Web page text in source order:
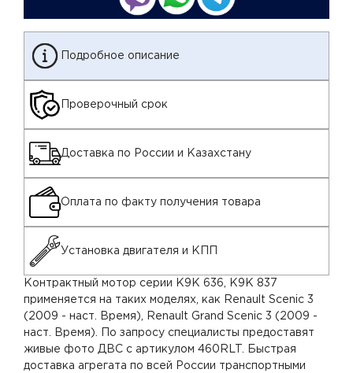
Подробное описание
Проверочный срок
Доставка по России и Казахстану
Оплата по факту получения товара
Установка двигателя и КПП
Контрактный мотор серии K9K 636, K9K 837
применяется на таких моделях, как Renault Scenic 3
(2009 - наст. Время), Renault Grand Scenic 3 (2009 -
наст. Время). По запросу специалисты предоставят
живые фото ДВС с артикулом 460RLT. Быстрая
доставка агрегата по всей России транспортными